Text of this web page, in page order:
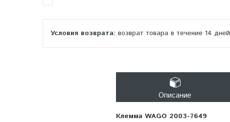
возврат товара в течение 14 дней
Описание
Клемма WAGO 2003-7649